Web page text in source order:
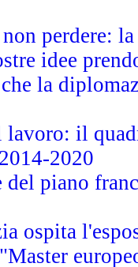
perdere:
idee
la
lavoro: il
2020
del piano
ospita